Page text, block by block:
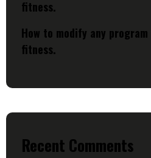
fitness.
How to modify any
fitness.
Recent Comments